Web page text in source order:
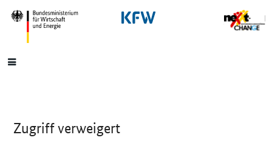
SrOnlyNavigation
Hauptmenü
Zugriff verweigert